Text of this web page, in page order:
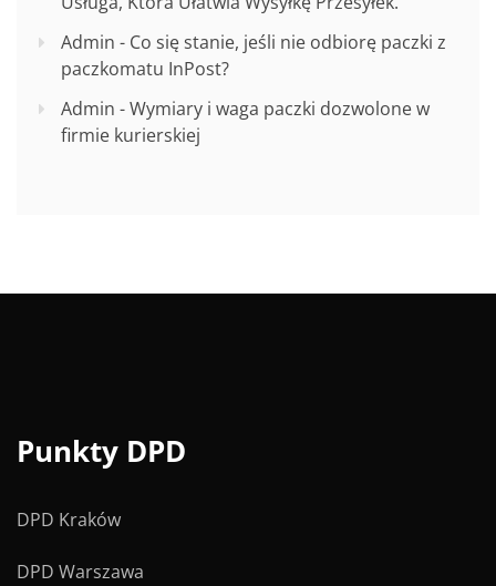
Admin - Co się stanie, jeśli nie odbiorę paczki z
paczkomatu InPost?
Admin -Wymiary i waga paczki dozwolone w
firmie kurierskiej
Punkty DPD
DPD Kraków
DPD Warszawa